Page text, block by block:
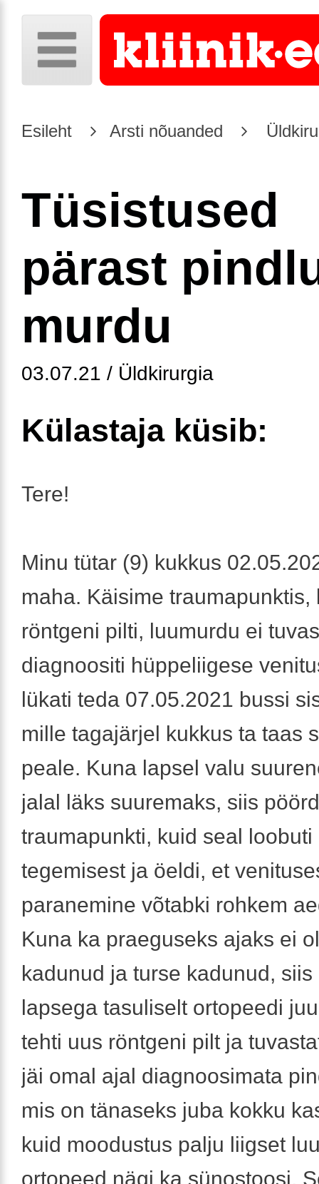
Esileht Arsti nõuanded
Tüsistused
pärast
murdu
03.07.21 / Üldkirurgia
Külastaja küsib:
Tere!
Minu tütar (9) kukkus
maha. Käisime traumapunktis,
röntgeni pilti, luumurdu ei
diagnoositi hüppeliigese
lükati teda 07.05.2021 bussi
mille tagajärjel kukkus ta taas
peale. Kuna lapsel valu
jalal läks suuremaks, siis
traumapunkti, kuid seal
tegemisest ja öeldi, et
paranemine võtabki rohkem
Kuna ka praeguseks ajaks ei
kadunud ja turse kadunud,
lapsega tasuliselt ortopeedi
tehti uus röntgeni pilt ja
jäi omal ajal diagnoosimata
mis on tänaseks juba kokku
kuid moodustus palju liigset
ortopeed nägi ka sünostoosi.